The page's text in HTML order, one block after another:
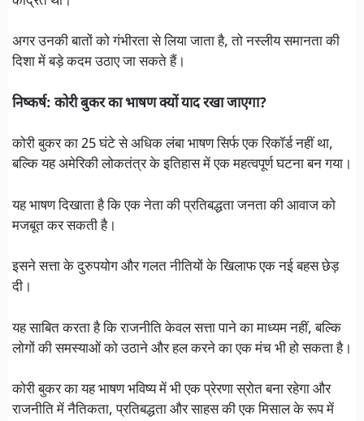
अगर उनकी बातों को गंभीरता से लिया जाता है, तो नस्लीय समानता की
दिशा में बड़े कदम उठाए जा सकते हैं।
निष्कर्ष: कोरी बुकर का भाषण क्यों याद रखा जाएगा?
कोरी बुकर का 25 घंटे से अधिक लंबा भाषण सिर्फ एक रिकॉर्ड नहीं था,
बल्कि यह अमेरिकी लोकतंत्र के इतिहास में एक महत्वपूर्ण घटना बन गया।
यह भाषण दिखाता है कि एक नेता की प्रतिबद्धता जनता की आवाज को
मजबूत कर सकती है।
इसने सत्ता के दुरुपयोग और गलत नीतियों के खिलाफ एक नई बहस छेड़
दी।
यह साबित करता है कि राजनीति केवल सत्ता पाने का माध्यम नहीं, बल्कि
लोगों की समस्याओं को उठाने और हल करने का एक मंच भी हो सकता है।
कोरी बुकर का यह भाषण भविष्य में भी एक प्रेरणा स्रोत बना रहेगा और
राजनीति में नैतिकता, प्रतिबद्धता और साहस की एक मिसाल के रूप में